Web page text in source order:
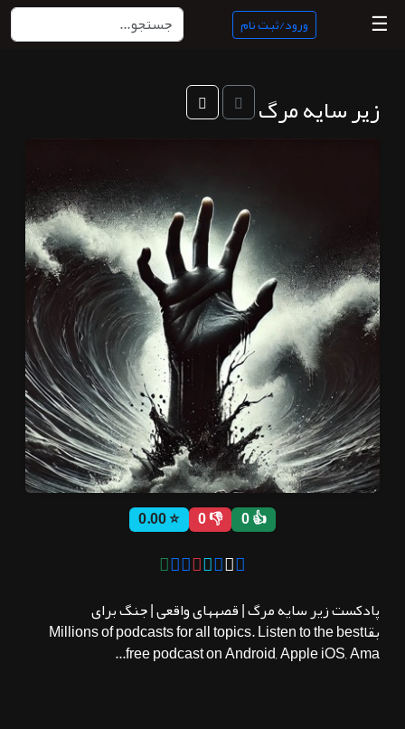
منبع
ناب
جستجو
پادکست
ها
ورود/
ثبت نام
سوالات
متداول
☰ ورود/ثبت نام
زیر سایه مرگ
👍 0
👎 0
⭐ 0.00
پادکست زیر سایه مرگ | قصههای واقعی | جنگ برای
بقاMillions of podcasts for all topics. Listen to the best
free podcast on Android, Apple iOS, Ama...